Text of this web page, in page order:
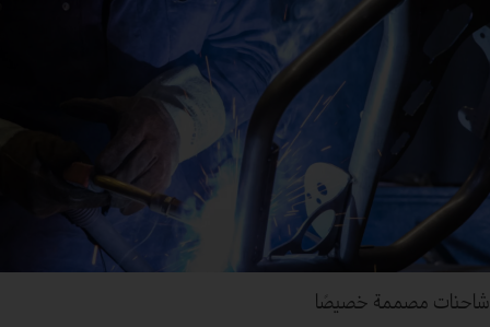
شاحنات مصممة خصيصًا